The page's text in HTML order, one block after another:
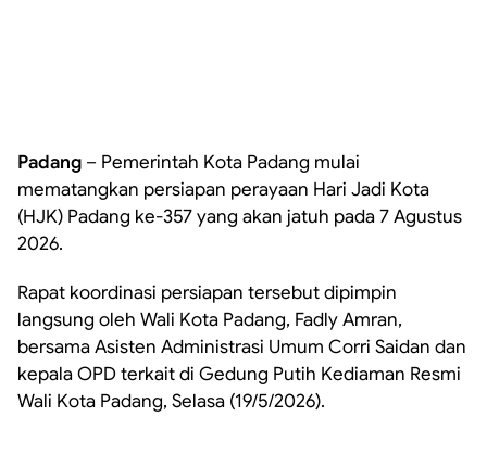
Padang – Pemerintah Kota Padang mulai
mematangkan persiapan perayaan Hari Jadi Kota
(HJK) Padang ke-357 yang akan jatuh pada 7 Agustus
2026.
Rapat koordinasi persiapan tersebut dipimpin
langsung oleh Wali Kota Padang, Fadly Amran,
bersama Asisten Administrasi Umum Corri Saidan dan
kepala OPD terkait di Gedung Putih Kediaman Resmi
Wali Kota Padang, Selasa (19/5/2026).